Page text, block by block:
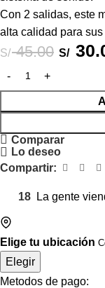
Con 2 salidas, este
alta calidad para
S/45.00 S/
Comparar
Lo deseo
Compartir:
18 La gente
Elige tu ubicación
Elegir
Metodos de pago: